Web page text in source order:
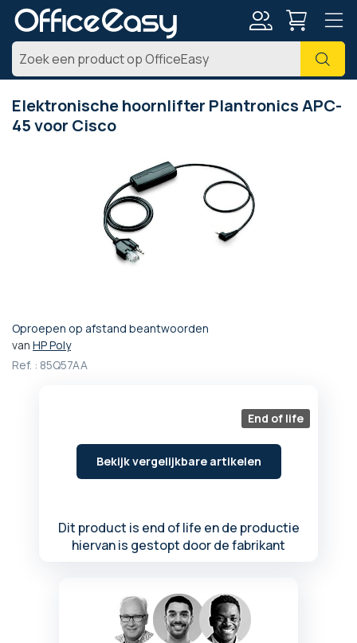
Zoek
Elektronische hoornlifter Plantronics APC-
45 voor Cisco
Oproepen op afstand beantwoorden
van HP Poly
Ref. : 85Q57AA
End of life
Bekijk vergelijkbare artikelen
Dit product is end of life en de productie
hiervan is gestopt door de fabrikant
Ga
naar
het